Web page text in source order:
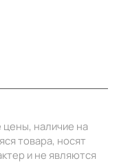
цены, наличие на
товара, носят
и не являются